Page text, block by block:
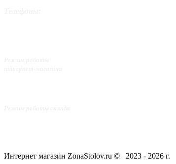
Интернет магазин ZonaStolov.ru © 2023 - 2026 г.